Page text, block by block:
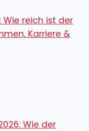
Wie reich ist der
Karriere &
Wie der